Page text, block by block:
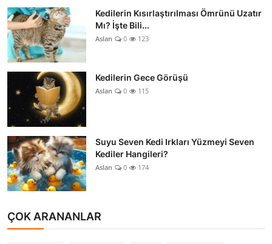
Kedilerin Kısırlaştırılması Ömrünü Uzatır
Mı? İşte Bili...
Aslan 0 123
Kedilerin Gece Görüşü
Aslan 0 115
Suyu Seven Kedi Irkları Yüzmeyi Seven
Kediler Hangileri?
Aslan 0 174
ÇOK ARANANLAR